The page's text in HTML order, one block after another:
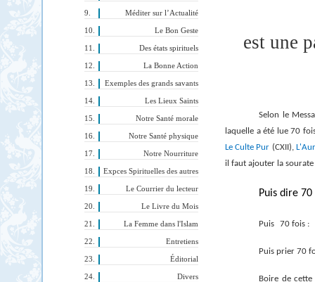
Méditer sur l’Actualité
Le Bon Geste
Des états spirituels
La Bonne Action
Exemples des grands savants
Les Lieux Saints
Notre Santé morale
Notre Santé physique
Notre Nourriture
Expces Spirituelles des autres
Le Courrier du lecteur
Le Livre du Mois
La Femme dans l'Islam
Entretiens
Éditorial
Divers
est une
Selon le
laquelle a été lue 70
Le Culte Pur (CXII),
il faut ajouter la sourate
Puis dire
Puis 70 fois :
Puis prier 70
Boire de